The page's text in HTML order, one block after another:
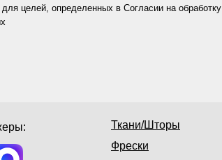
целей, определенных в Согласии на обработку
Ткани/Шторы
Фрески